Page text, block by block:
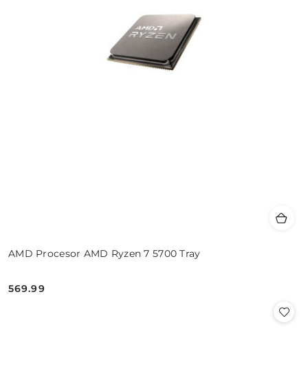
AMD Procesor AMD Ryzen 7 5700 Tray
Cena:
569.99